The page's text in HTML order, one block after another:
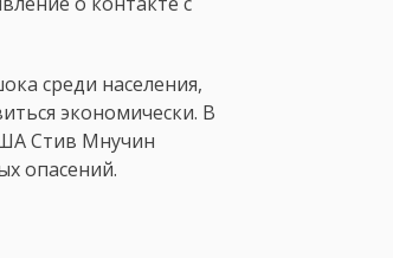
среди населения,
экономически. В
Стив Мнучин
опасений.